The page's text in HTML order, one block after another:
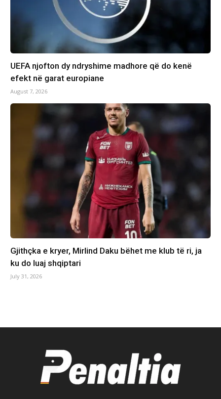
UEFA njofton dy ndryshime madhore që do kenë
efekt në garat europiane
August 7, 2026
Gjithçka e kryer, Mirlind Daku bëhet me klub të ri, ja
ku do luaj shqiptari
July 31, 2026